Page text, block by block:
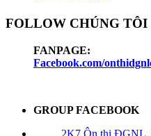
FOLLOW CHÚNG TÔI
FANPAGE:
Facebook.com/
GROUP FACEBOOK
2K7 Ôn thi ĐGNL,